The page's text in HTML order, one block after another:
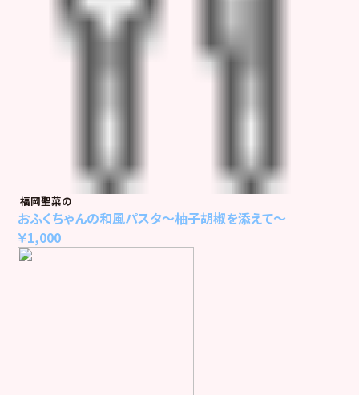
福岡聖菜の
おふくちゃんの和風パスタ～柚子胡椒を添えて～
￥1,000